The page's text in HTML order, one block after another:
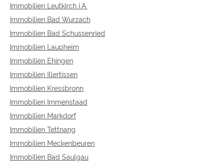
Immobilien Leutkirch i.A.
Immobilien Bad Wurzach
Immobilien Bad Schussenried
Immobilien Laupheim
Immobilien Ehingen
Immobilien Illertissen
Immobilien Kressbronn
Immobilien Immenstaad
Immobilien Markdorf
Immobilien Tettnang
Immobilien Meckenbeuren
Immobilien Bad Saulgau